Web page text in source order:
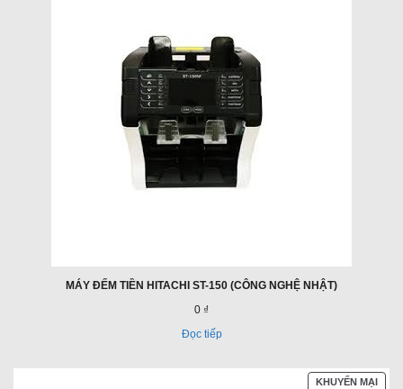
MÁY ĐẾM TIỀN HITACHI ST-150 (CÔNG NGHỆ NHẬT)
0 ₫
Đọc tiếp
KHUYẾN MẠISẢN